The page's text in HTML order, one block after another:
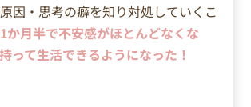
因・思考の癖を知り対処していくこ
か月半で不安感がほとんどなくな
って生活できるようになった！